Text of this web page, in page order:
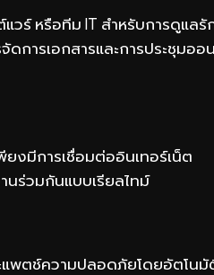
วร์ หรือทีม IT สำหรับการดูแลรั
การเอกสารและการประชุมออ
ยงมีการเชื่อมต่ออินเทอร์เน็ต
นร่วมกันแบบเรียลไทม์
ะแพตช์ความปลอดภัยโดยอัตโนมั